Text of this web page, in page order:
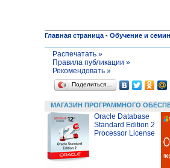
Главная страница - Обучение и
Распечатать »
Правила публикации »
Рекомендовать »
Поделиться…
МАГАЗИН ПРОГРАММНОГО
Oracle Database
Standard Edition 2
Processor License